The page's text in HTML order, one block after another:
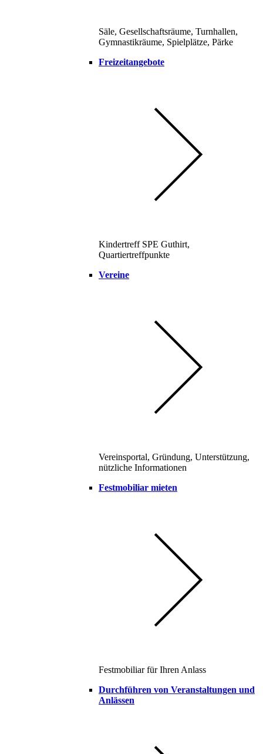
Säle, Gesellschaftsräume, Turnhallen,
Gymnastikräume, Spielplätze, Pärke
Freizeitangebote
Kindertreff SPE Guthirt,
Quartiertreffpunkte
Vereine
Vereinsportal, Gründung, Unterstützung,
nützliche Informationen
Festmobiliar mieten
Festmobiliar für Ihren Anlass
Durchführen von Veranstaltungen und
Anlässen